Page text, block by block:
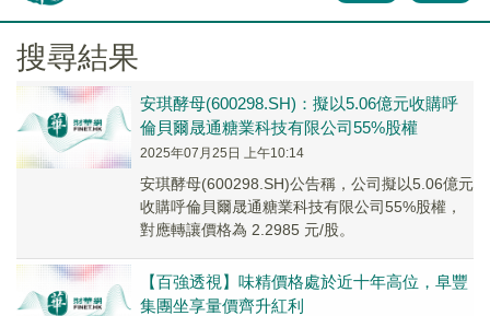
搜尋結果
安琪酵母(600298.SH)：擬以5.06億元收購呼
倫貝爾晟通糖業科技有限公司55%股權
2025年07月25日 上午10:14
安琪酵母(600298.SH)公告稱，公司擬以5.06億元
收購呼倫貝爾晟通糖業科技有限公司55%股權，
對應轉讓價格為 2.2985 元/股。
【百強透視】味精價格處於近十年高位，阜豐
集團坐享量價齊升紅利